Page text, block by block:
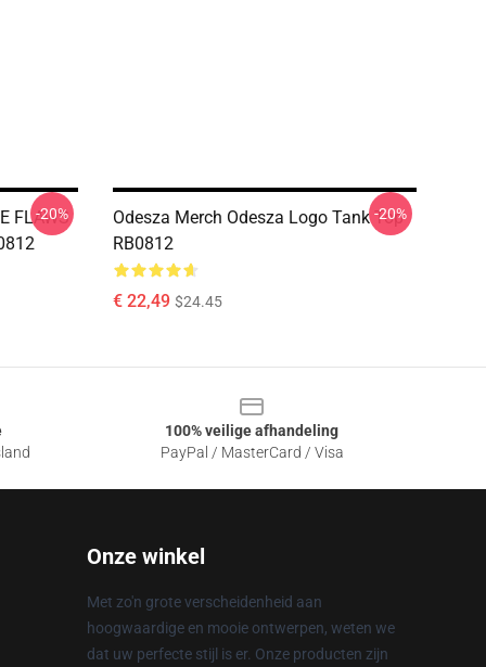
FLAWS
-20%
Odesza Merch Odesza Logo Tank Top
RB0812
€ 22,49 $24.45
-20%
100% veilige afhandeling
PayPal / MasterCard / Visa
Onze winkel
Met zo'n grote verscheidenheid aan
hoogwaardige en mooie ontwerpen, weten we
dat uw perfecte stijl is er. Onze producten zijn